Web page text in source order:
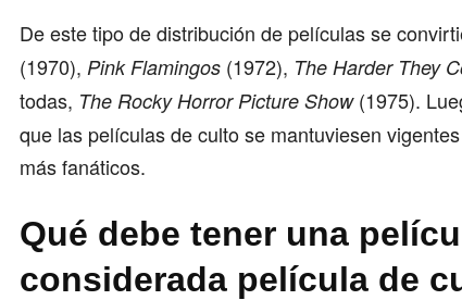
De este tipo de distribución de películas se
(1970), Pink Flamingos (1972), The Harder They
todas, The Rocky Horror Picture Show(1975).
que las películas de culto se mantuviesen
más fanáticos.
Qué debe tener una
considerada película de